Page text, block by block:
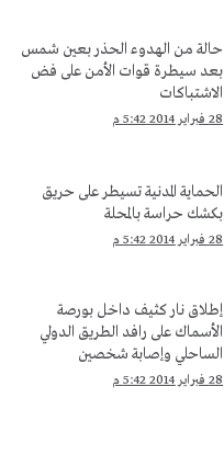
حالة من الهدوء الحذر بعين شمس
بعد سيطرة قوات الأمن على فض
الاشتباكات
28 فبراير 2014 5:42 م
الحماية المدنية تسيطر على حريق
بكشك حراسة بالمحلة
28 فبراير 2014 5:42 م
إطلاق نار كثيف داخل بورصة
الأسماك على رافد الطريق الدولي
الساحلي وإصابة شخصين
28 فبراير 2014 5:42 م